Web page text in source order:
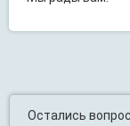
Остались